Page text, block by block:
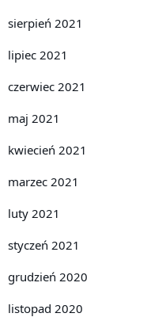
sierpień 2021
lipiec 2021
czerwiec 2021
maj 2021
kwiecień 2021
marzec 2021
luty 2021
styczeń 2021
grudzień 2020
listopad 2020